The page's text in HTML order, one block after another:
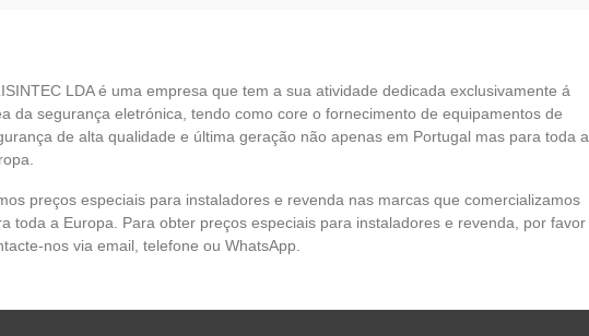
LDA é uma empresa que tem a sua atividade dedicada exclusivamente á
da segurança eletrónica, tendo como core o fornecimento de equipamentos de
de alta qualidade e última geração não apenas em Portugal mas para toda a
preços especiais para instaladores e revenda nas marcas que comercializamos
toda a Europa. Para obter preços especiais para instaladores e revenda, por favor
nos via email, telefone ou WhatsApp.